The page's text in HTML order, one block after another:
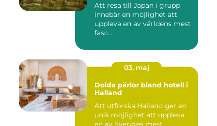
Att resa till Japan i grupp
innebär en möjlighet att
uppleva en av världens mest
fasc...
03. maj
Dolda pärlor bland hotell i
Halland
Att utforska Halland ger en
unik möjlighet att uppleva
en av Sveriges mest